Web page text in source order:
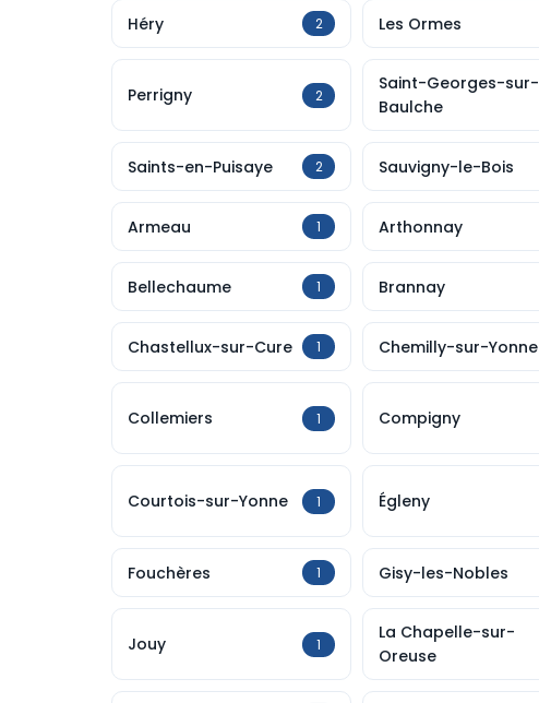
Héry 2 Les Ormes
Perrigny 2
Saint-Georges-sur-
Baulche
Saints-en-Puisaye 2 Sauvigny-le-Bois
Armeau 1 Arthonnay
Bellechaume 1 Brannay
Chastellux-sur-Cure 1 Chemilly-sur-Yonne
Collemiers 1 Compigny
Courtois-sur-Yonne 1 Égleny
Fouchères 1 Gisy-les-Nobles
Jouy 1
La Chapelle-sur-
Oreuse